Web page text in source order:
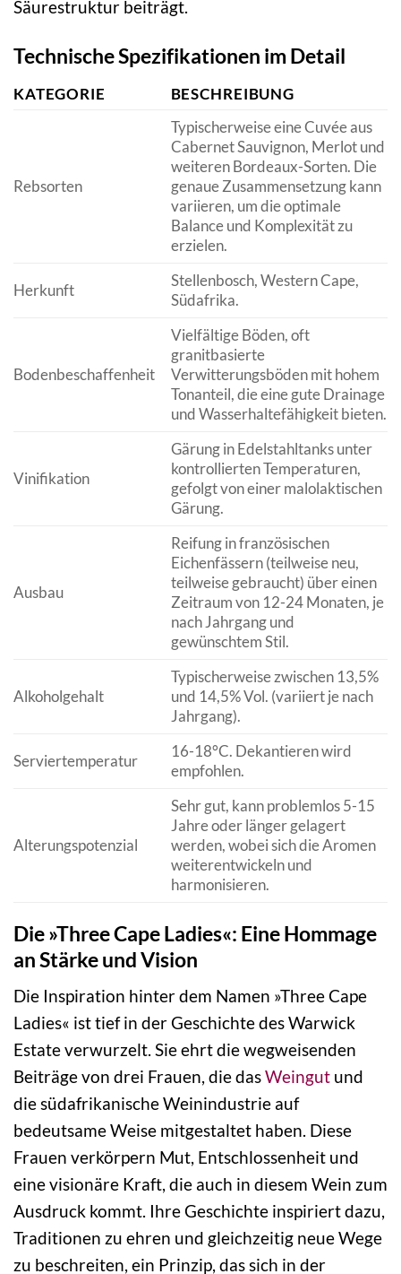
Säurestruktur beiträgt.
Technische Spezifikationen im Detail
KATEGORIE BESCHREIBUNG
Rebsorten
Typischerweise eine Cuvée aus
Cabernet Sauvignon, Merlot und
weiteren Bordeaux-Sorten. Die
genaue Zusammensetzung kann
variieren, um die optimale
Balance und Komplexität zu
erzielen.
Herkunft
Stellenbosch, Western Cape,
Südafrika.
Bodenbeschaffenheit
Vielfältige Böden, oft
granitbasierte
Verwitterungsböden mit hohem
Tonanteil, die eine gute Drainage
und Wasserhaltefähigkeit bieten.
Vinifikation
Gärung in Edelstahltanks unter
kontrollierten Temperaturen,
gefolgt von einer malolaktischen
Gärung.
Ausbau
Reifung in französischen
Eichenfässern (teilweise neu,
teilweise gebraucht) über einen
Zeitraum von 12-24 Monaten, je
nach Jahrgang und
gewünschtem Stil.
Alkoholgehalt
Typischerweise zwischen 13,5%
und 14,5% Vol. (variiert je nach
Jahrgang).
Serviertemperatur
16-18°C. Dekantieren wird
empfohlen.
Alterungspotenzial
Sehr gut, kann problemlos 5-15
Jahre oder länger gelagert
werden, wobei sich die Aromen
weiterentwickeln und
harmonisieren.
Die »Three Cape Ladies«: Eine Hommage
an Stärke und Vision
Die Inspiration hinter dem Namen »Three Cape
Ladies« ist tief in der Geschichte des Warwick
Estate verwurzelt. Sie ehrt die wegweisenden
Beiträge von drei Frauen, die dasWeingut und
die südafrikanische Weinindustrie auf
bedeutsame Weise mitgestaltet haben. Diese
Frauen verkörpern Mut, Entschlossenheit und
eine visionäre Kraft, die auch in diesem Wein zum
Ausdruck kommt. Ihre Geschichte inspiriert dazu,
Traditionen zu ehren und gleichzeitig neue Wege
zu beschreiten, ein Prinzip, das sich in der